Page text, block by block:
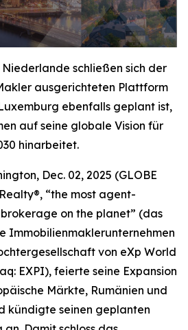
schließen sich der
ausgerichteten Plattform
ebenfalls geplant ist,
auf seine globale Vision für
hinarbeitet.
Dec. 02, 2025 (GLOBE
“the most agent-
on the planet” (das
Immobilienmaklerunternehmen
von eXp World
EXPI), feierte seine Expansion
Märkte, Rumänien und
kündigte seinen geplanten